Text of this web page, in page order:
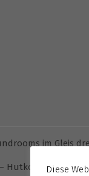
im Gleis
HutkonzertDiese